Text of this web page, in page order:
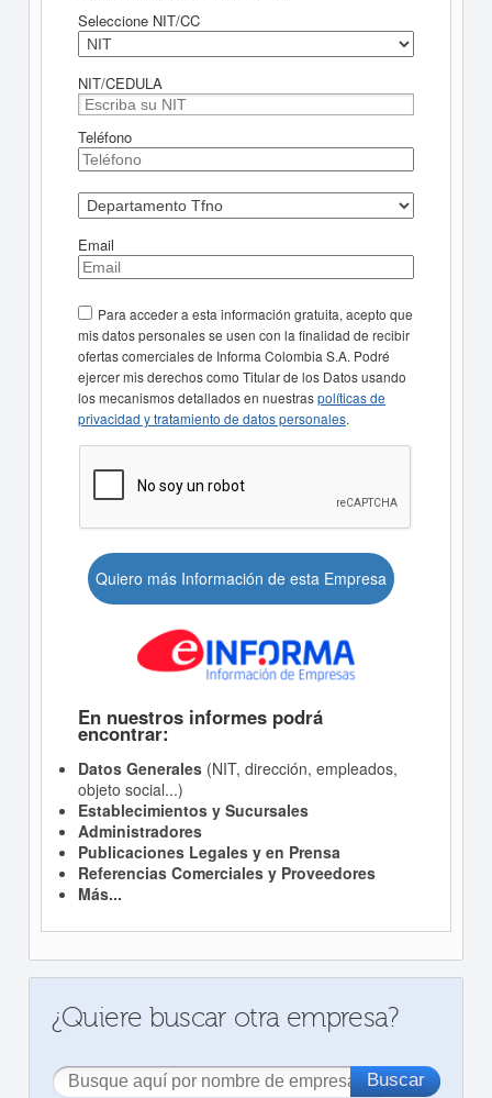
Seleccione NIT/CC
NIT/CEDULA
Teléfono
Email
Para acceder a esta información gratuita, acepto que
mis datos personales se usen con la finalidad de recibir
ofertas comerciales de Informa Colombia S.A. Podré
ejercer mis derechos como Titular de los Datos usando
los mecanismos detallados en nuestraspolíticas de
privacidad y tratamiento de datos personales.
Quiero más Información de esta Empresa
En nuestros informes podrá
encontrar:
Datos Generales(NIT, dirección, empleados,
objeto social...)
Establecimientos y Sucursales
Administradores
Publicaciones Legales y en Prensa
Referencias Comerciales y Proveedores
Más...
¿Quiere buscar otra empresa?